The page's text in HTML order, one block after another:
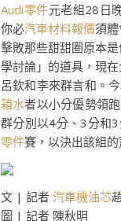
Audi零件元老組28日
你必汽車材料報價須
擊敗那些甜甜圈原本
學討論」的道具，現
呂欽和李來群言和。
箱水者以小分優勢領
群分別以4分、3分和
零件賽，以決出該組的
文 | 記者 汽車機油芯
圖 | 記者 陳秋明